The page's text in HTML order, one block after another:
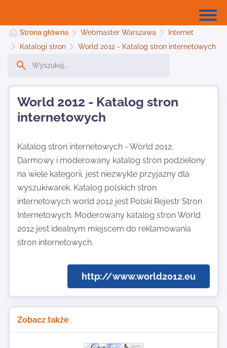
Dodaj stronę
Najnowsze
Strona główna Webmaster Warszawa
Internet
Katalogi stron
World 2012 - Katalog stron internetowych
World 2012 - Katalog stron
internetowych
Katalog stron internetowych - World 2012.
Darmowy i moderowany katalog stron podzielony
na wiele kategorii, jest niezwykle przyjazny dla
wyszukiwarek. Katalog polskich stron
internetowych world 2012 jest Polski Rejestr Stron
Internetowych. Moderowany katalog stron World
2012 jest idealnym miejscem do reklamowania
stron internetowych.
http://www.world2012.eu
Zobacz także